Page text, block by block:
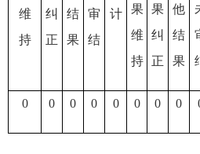
维
持
纠
正
结
果
审
结
计
果
维
持
果
纠
正
他
结
果
0 0 0 0 0 0 0 0